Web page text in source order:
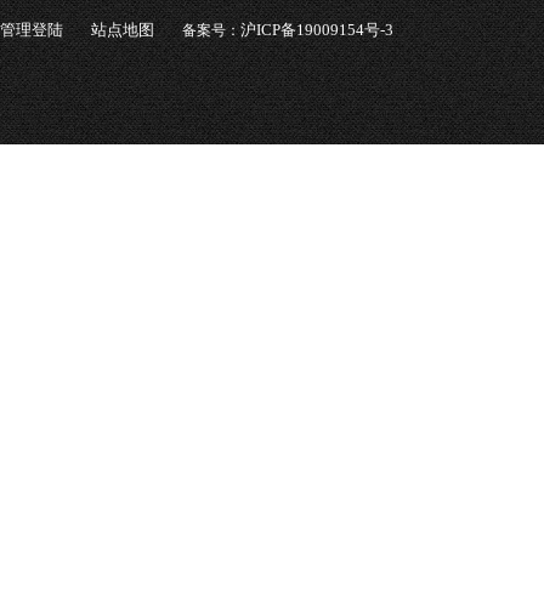
管理登陆 站点地图 备案号：沪ICP备19009154号-3